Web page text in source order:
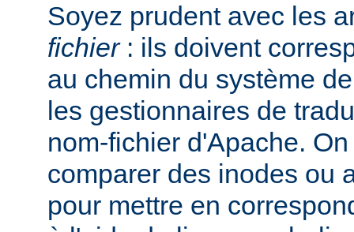
Soyez prudent avec les
fichier: ils doivent
au chemin du système
les gestionnaires de
nom-fichier d'Apache.
comparer des inodes ou
pour mettre en